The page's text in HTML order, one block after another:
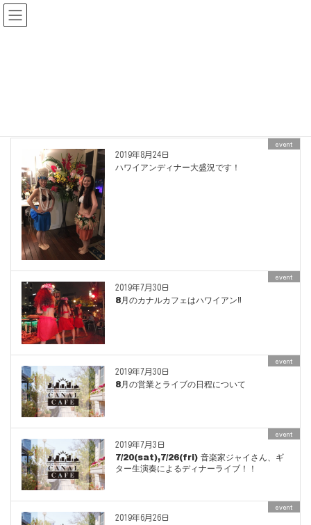
2019年8月24日
event
ハワイアンディナー大盛況です！
2019年7月30日
event
8月のカナルカフェはハワイアン‼
2019年7月30日
event
8月の営業とライブの日程について
2019年7月3日
event
7/20(sat),7/26(fri) 音楽家ジャイさん、ギ
ター生演奏によるディナーライブ！！
2019年6月26日
event